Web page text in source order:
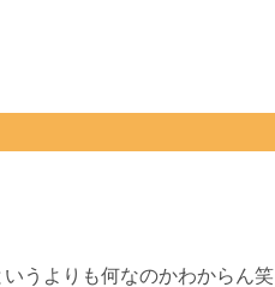
うよりも何なのかわからん笑